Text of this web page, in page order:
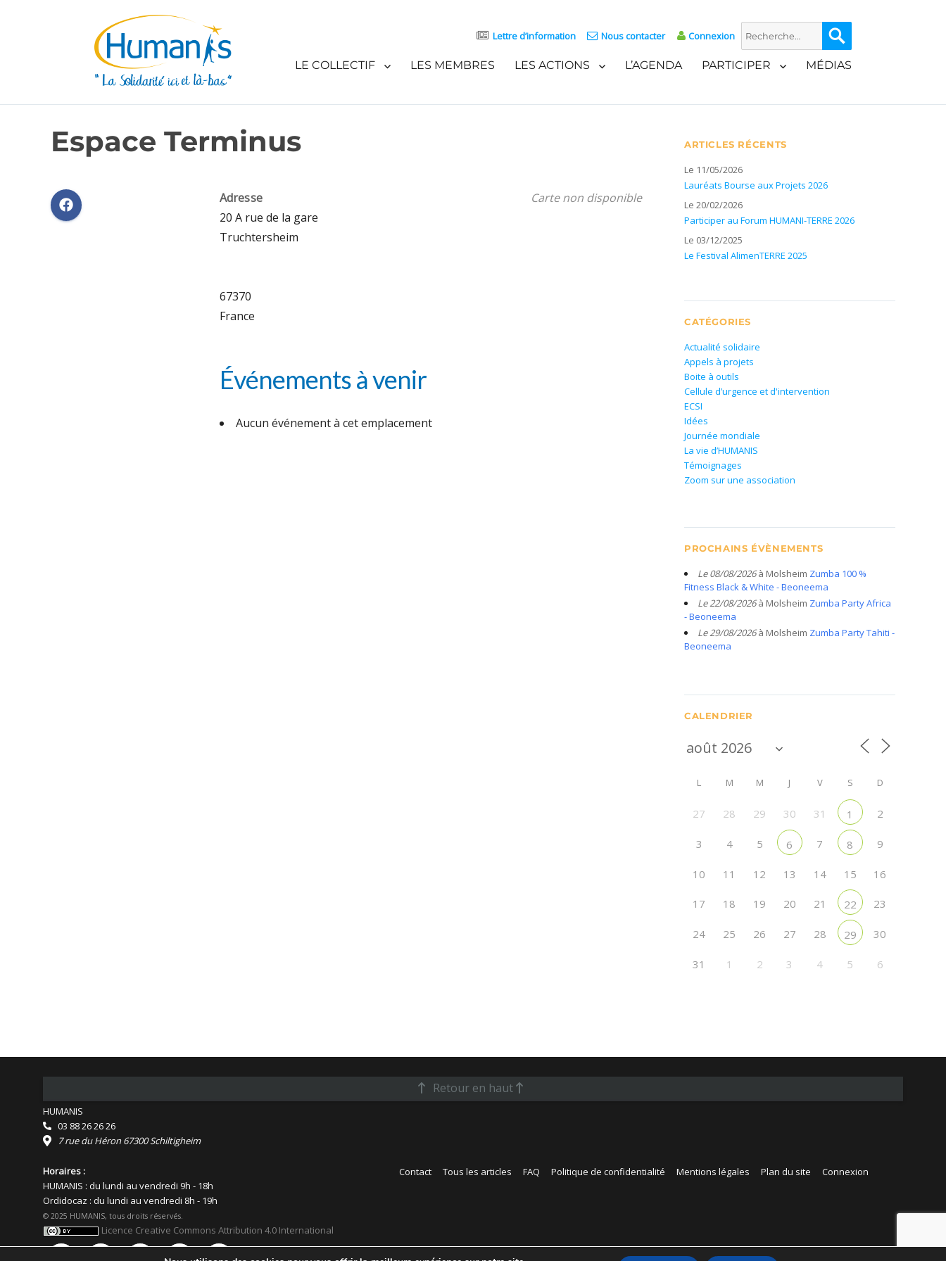
Lettre d’information Nous contacter Connexion
Recherche
pour :
LE COLLECTIF LES MEMBRES LES ACTIONS L’AGENDA PARTICIPER MÉDIAS
Espace Terminus
Carte non disponible
Adresse
20 A rue de la gare
Truchtersheim
67370
France
Événements à venir
Aucun événement à cet emplacement
ARTICLES RÉCENTS
Le 11/05/2026
Lauréats Bourse aux Projets 2026
Le 20/02/2026
Participer au Forum HUMANI-TERRE 2026
Le 03/12/2025
Le Festival AlimenTERRE 2025
CATÉGORIES
Actualité solidaire
Appels à projets
Boite à outils
Cellule d’urgence et d'intervention
ECSI
Idées
Journée mondiale
La vie d’HUMANIS
Témoignages
Zoom sur une association
PROCHAINS ÉVÈNEMENTS
Le 08/08/2026à Molsheim Zumba 100 %
Fitness Black & White - Beoneema
Le 22/08/2026à Molsheim Zumba Party Africa
- Beoneema
Le 29/08/2026à Molsheim Zumba Party Tahiti -
Beoneema
CALENDRIER
L M M J V S D
27 28 29 30 31 1 2
3 4 5 6 7 8 9
10 11 12 13 14 15 16
17 18 19 20 21 22 23
24 25 26 27 28 29 30
31 1 2 3 4 5 6
Retour en haut
Contact Tous les articles FAQ Politique de confidentialité Mentions légales Plan du site Connexion
HUMANIS
03 88 26 26 26
7 rue du Héron 67300 Schiltigheim
Horaires :
HUMANIS : du lundi au vendredi 9h - 18h
Ordidocaz : du lundi au vendredi 8h - 19h
© 2025 HUMANIS, tous droits réservés.
Licence Creative Commons Attribution 4.0 International